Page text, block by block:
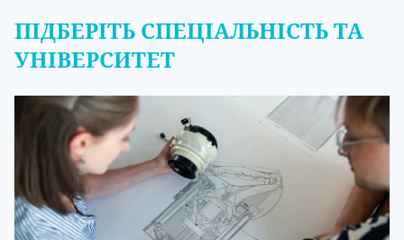
ПІДБЕРІТЬ СПЕЦІАЛЬНІСТЬ ТА
УНІВЕРСИТЕТ